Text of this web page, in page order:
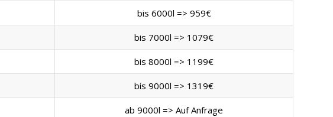
bis 6000l => 959€
bis 7000l => 1079€
bis 8000l => 1199€
bis 9000l => 1319€
ab 9000l => Auf Anfrage